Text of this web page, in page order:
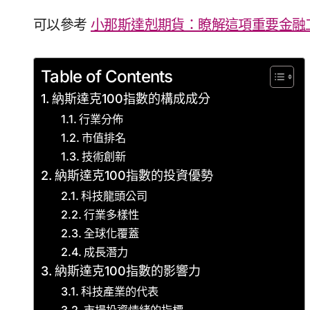
可以參考 小那斯達剋期貨：瞭解這項重要金融
Table of Contents
納斯達克100指數的構成成分
行業分佈
市值排名
技術創新
納斯達克100指數的投資優勢
科技龍頭公司
行業多樣性
全球化覆蓋
成長潛力
納斯達克100指數的影響力
科技產業的代表